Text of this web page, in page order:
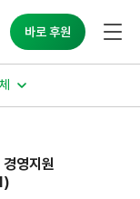
바로 후원
영지원